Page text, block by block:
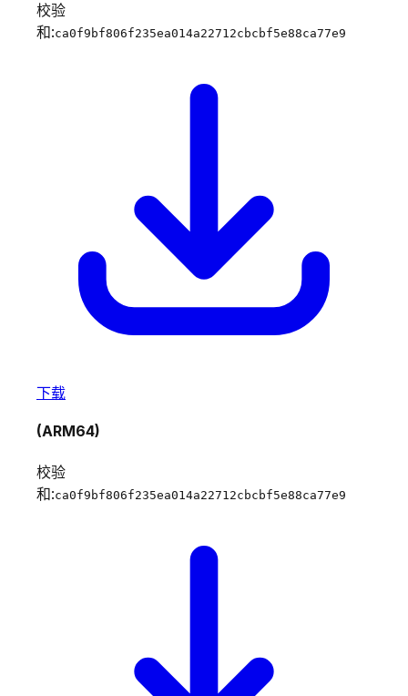
校验
和:ca0f9bf806f235ea014a22712cbcbf5e88ca77e9
下载
(ARM64)
校验
和:ca0f9bf806f235ea014a22712cbcbf5e88ca77e9